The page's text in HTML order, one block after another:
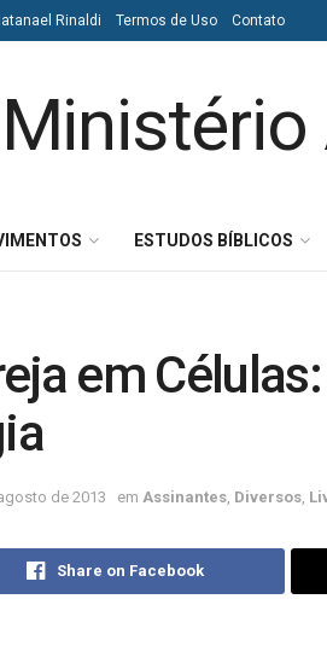
Rinaldi Termos de Uso Contato
ESTUDOS BÍBLICOS
em
de 2013 em Assinantes Diversos
Share on Facebook